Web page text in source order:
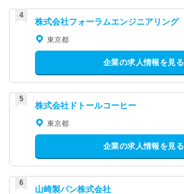
株式会社フォーラムエンジニアリング
東京都
企業の求人情報を見る
株式会社ドトールコーヒー
東京都
企業の求人情報を見る
山崎製パン株式会社